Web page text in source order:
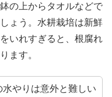
の上からタオルなどで
ょう。水耕栽培は新鮮
いれすぎると、根腐れ
ます。
やりは意外と難しい